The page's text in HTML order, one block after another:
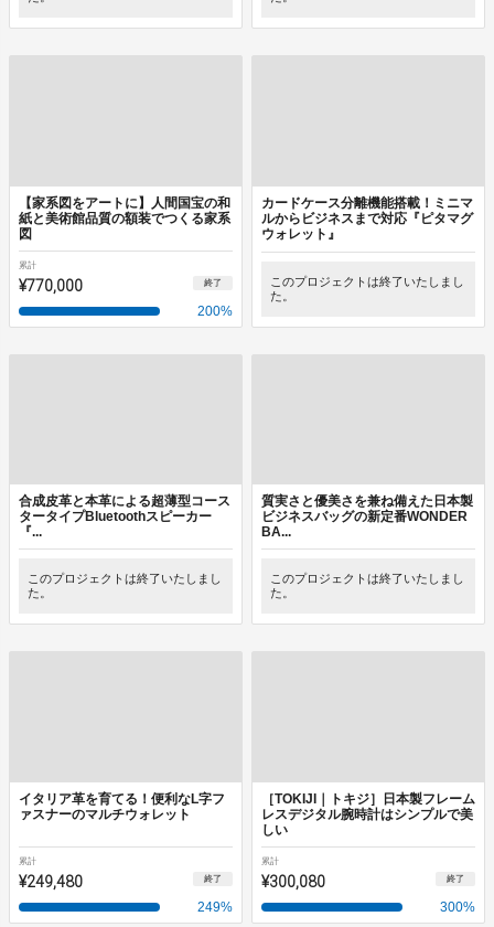
【家系図をアートに】人間国宝の和
紙と美術館品質の額装でつくる家系
図
累計
¥770,000 終了
200%
カードケース分離機能搭載！ミニマ
ルからビジネスまで対応『ピタマグ
ウォレット』
このプロジェクトは終了いたしまし
た。
合成皮革と本革による超薄型コース
タータイプBluetoothスピーカー
『...
このプロジェクトは終了いたしまし
た。
質実さと優美さを兼ね備えた日本製
ビジネスバッグの新定番WONDER
BA...
このプロジェクトは終了いたしまし
た。
イタリア革を育てる！便利なL字フ
ァスナーのマルチウォレット
累計
¥249,480 終了
249%
［TOKIJI｜トキジ］日本製フレーム
レスデジタル腕時計はシンプルで美
しい
累計
¥300,080 終了
300%